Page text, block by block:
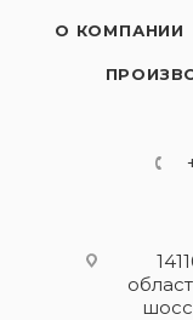
О КОМПАНИИ